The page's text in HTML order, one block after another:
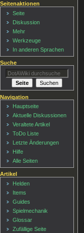
Seitenaktionen
Seite
Diskussion
Mehr
Werkzeuge
In anderen Sprachen
Suche
Navigation
Hauptseite
Aktuelle Diskussionen
Veraltete Artikel
ToDo Liste
Letzte Änderungen
Hilfe
Alle Seiten
Artikel
Helden
Items
Guides
Spielmechanik
Glossar
Zufällige Seite